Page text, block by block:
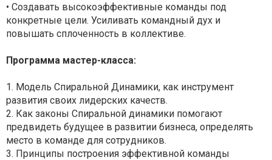
• Создавать высокоэффективные команды под
конкретные цели. Усиливать командный дух и
повышать сплоченность в коллективе.
Программа мастер-класса:
1. Модель Спиральной Динамики, как инструмент
развития своих лидерских качеств.
2. Как законы Спиральной динамики помогают
предвидеть будущее в развитии бизнеса, определять
место в команде для сотрудников.
3. Принципы построения эффективной команды